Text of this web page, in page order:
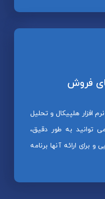
فروش
افزار هلپیکال و تحلیل
توانید به طور دقیق،
برای ارائه آنها برنامه